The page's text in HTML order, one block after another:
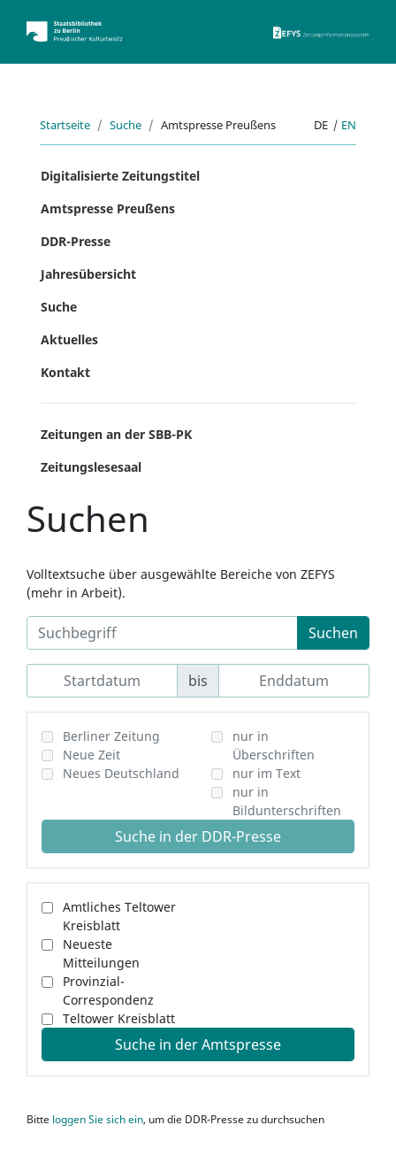
Startseite Suche Amtspresse Preußens DE | EN
Digitalisierte Zeitungstitel
Amtspresse Preußens
DDR-Presse
Jahresübersicht
Suche
Aktuelles
Kontakt
Zeitungen an der SBB-PK
Zeitungslesesaal
Suchen
Volltextsuche über ausgewählte Bereiche von ZEFYS
(mehr in Arbeit).
Suchen
bis
Berliner Zeitung
Neue Zeit
Neues Deutschland
nur in
Überschriften
nur im Text
nur in
Bildunterschriften
Suche in der DDR-Presse
Amtliches Teltower
Kreisblatt
Neueste
Mitteilungen
Provinzial-
Correspondenz
Teltower Kreisblatt
Suche in der Amtspresse
Bitte loggen Sie sich ein, um die DDR-Presse zu durchsuchen